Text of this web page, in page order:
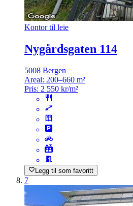
Kontor til leie
Nygårdsgaten 114
5008 Bergen
Areal: 200–660 m²
Pris: 2 550 kr/m²
Legg til som favoritt
7